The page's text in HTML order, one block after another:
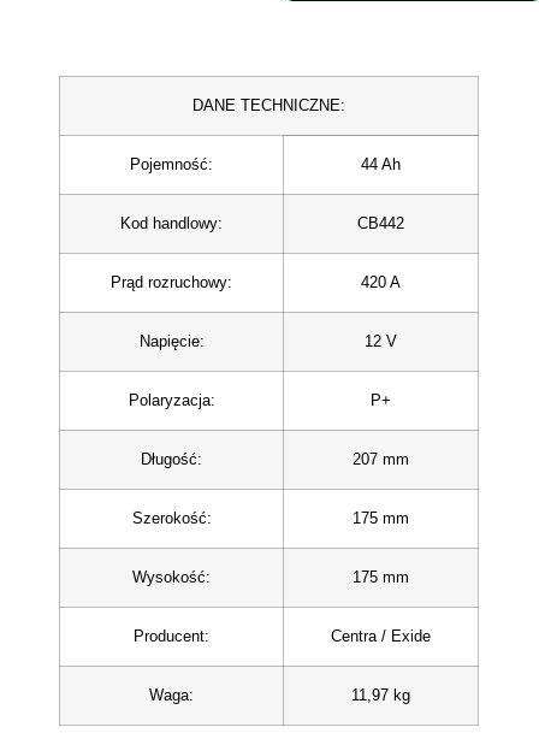
DANE TECHNICZNE:
Pojemność: 44 Ah
Kod handlowy: CB442
Prąd rozruchowy: 420 A
Napięcie: 12 V
Polaryzacja: P+
Długość: 207 mm
Szerokość: 175 mm
Wysokość: 175 mm
Producent: Centra / Exide
Waga: 11,97 kg